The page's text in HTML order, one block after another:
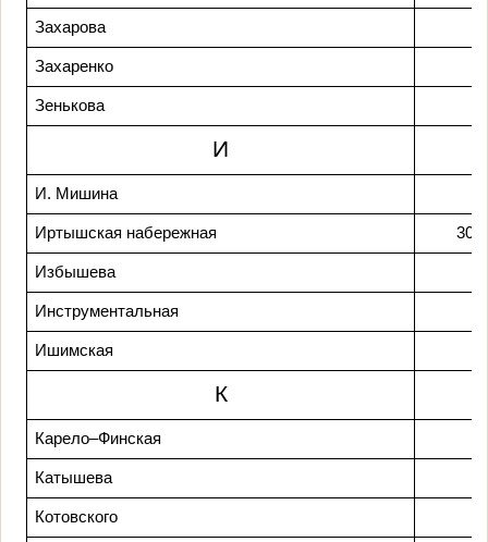
Захарова
Захаренко
Зенькова
И
И. Мишина
Иртышская набережная 30-
Избышева
Инструментальная
Ишимская
К
Карело–Финская
Катышева
Котовского